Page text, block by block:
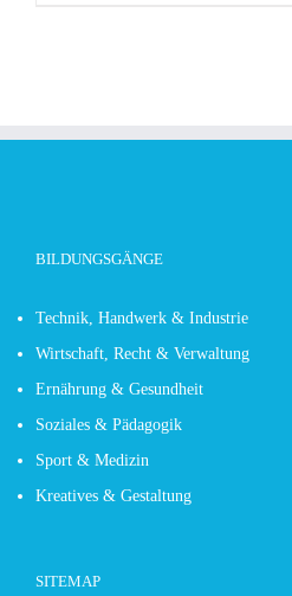
BILDUNGSGÄNGE
Technik, Handwerk & Industrie
Wirtschaft, Recht & Verwaltung
Ernährung & Gesundheit
Soziales & Pädagogik
Sport & Medizin
Kreatives & Gestaltung
SITEMAP